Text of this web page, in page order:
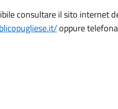
consultare il sito internet
oppure